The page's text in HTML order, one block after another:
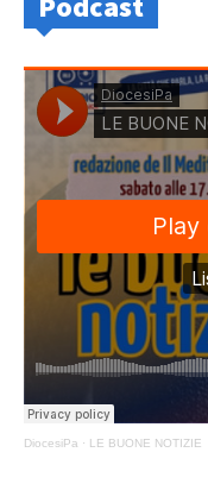
DiocesiPa · LE BUONE NOTIZIE